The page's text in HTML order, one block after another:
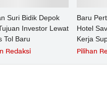
Suri Bidik Depok
Investor Lewat
Tol Baru
Redaksi
Baru
Hotel
Kerja
Pilihan